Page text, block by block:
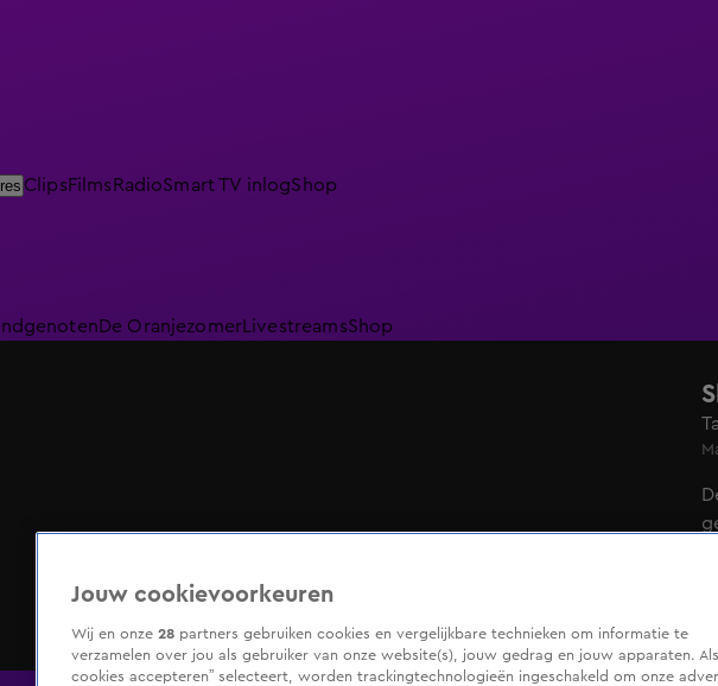
ClipsFilmsRadioSmart TV inlogShop
De Oranjezomer LivestreamsShop
Jouw cookievoorkeuren
Wij en onze 28 partners gebruiken cookies en vergelijkbare technieken om informatie te
verzamelen over jou als gebruiker van onze website(s), jouw gedrag en jouw apparaten. Als
cookies accepteren” selecteert, worden trackingtechnologieën ingeschakeld om onze